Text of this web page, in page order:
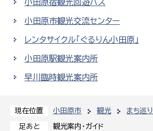
現在位置 小田原市 観光 まち巡り
足あと 観光案内・ガイド
小田原宿観光回遊バス
小田原市観光交流センター
レンタサイクル「ぐるりん小田原」
小田原駅観光案内所
早川臨時観光案内所